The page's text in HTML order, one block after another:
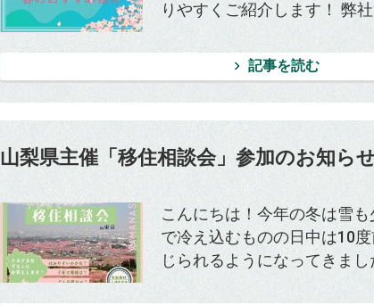
りやすくご紹介します！ 弊
記事を読む
山梨県主催「移住相談会」参加のお知ら
こんにちは！今年の冬は雪
で冷え込むものの日中は10
じられるようになってきまし